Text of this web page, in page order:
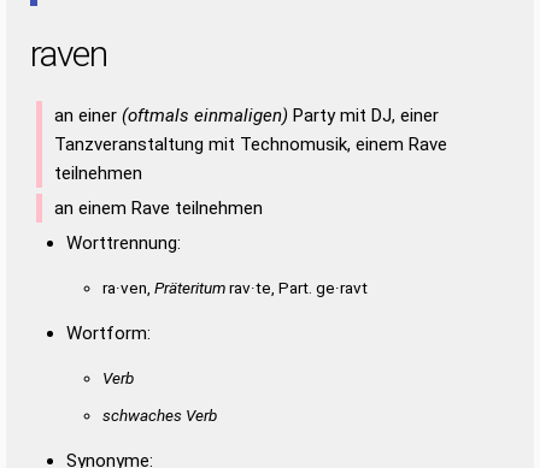
raven
an einer (oftmals einmaligen) Party mit DJ, einer
Tanzveranstaltung mit Technomusik, einem Rave
teilnehmen
an einem Rave teilnehmen
Worttrennung:
ra·ven, Präteritumrav·te, Part. ge·ravt
Wortform:
Verb
schwaches Verb
Synonyme: